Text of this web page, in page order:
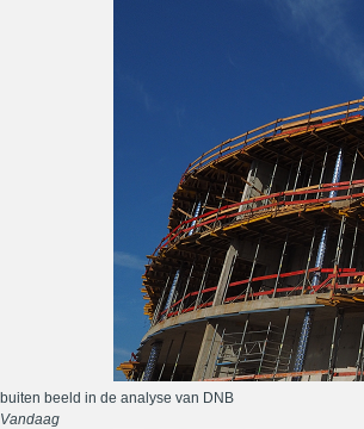
buiten beeld in de analyse van DNB
Vandaag